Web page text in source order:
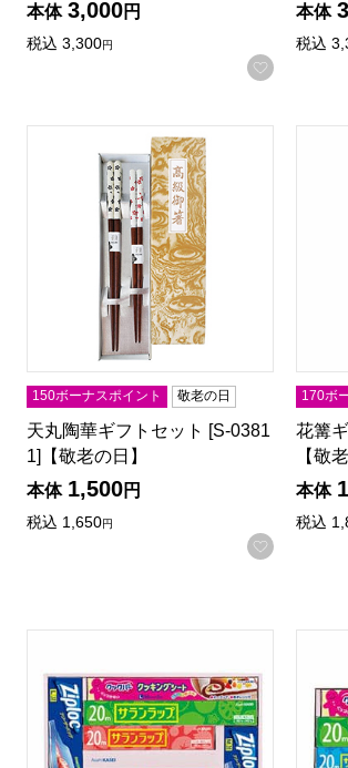
本体 3,000円
税込 3,300円
お気に入
本体
税込
天丸陶華ギフトセット [S-03811]【敬老
150ボーナスポイント 敬老の日
天丸陶華ギフトセット [S-0381
1]【敬老の日】
本体 1,500円
税込 1,650円
お気に入
170ボ
花篝
【敬
本体
税込
開く
開く
開く
ことができます。
げ袋に対応している商品から絞りこむこ